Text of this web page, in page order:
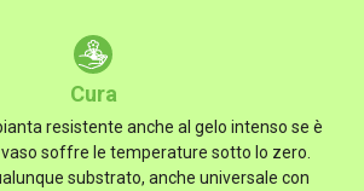
Cura
resistente anche al gelo intenso se è
soffre le temperature sotto lo zero.
substrato, anche universale con